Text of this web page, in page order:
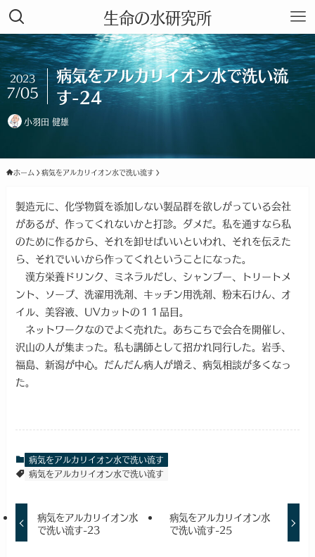
生命の水研究所
病気をアルカリイオン水で洗い流
す-24
2023
7/05
小羽田 健雄
ホーム 病気をアルカリイオン水で洗い流す
製造元に、化学物質を添加しない製品群を欲しがっている会社
があるが、作ってくれないかと打診。ダメだ。私を通すなら私
のために作るから、それを卸せばいいといわれ、それを伝えた
ら、それでいいから作ってくれということになった。
漢方栄養ドリンク、ミネラルだし、シャンプー、トリートメ
ント、ソープ、洗濯用洗剤、キッチン用洗剤、粉末石けん、オ
イル、美容液、UVカットの１１品目。
ネットワークなのでよく売れた。あちこちで会合を開催し、
沢山の人が集まった。私も講師として招かれ同行した。岩手、
福島、新潟が中心。だんだん病人が増え、病気相談が多くなっ
た。
病気をアルカリイオン水で洗い流す
病気をアルカリイオン水で洗い流す
病気をアルカリイオン水
で洗い流す-23
病気をアルカリイオン水
で洗い流す-25